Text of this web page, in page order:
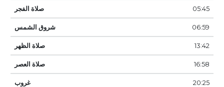
05:45
06:59
13:42
16:58
20:25